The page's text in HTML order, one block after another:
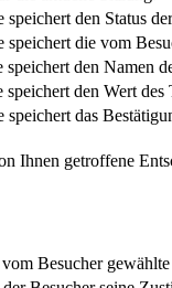
speichert den Status
speichert die vom
den Namen
den Wert des
speichert das
Ihnen getroffene
Besucher